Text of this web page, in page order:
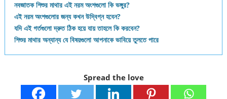
নবজাতক শিশুর মাথার এই নরম অংশগুলো কি ভঙ্গুর?
এই নরম অংশগুলোর জন্য কখন উদ্বিগ্ন হবেন?
যদি এই গর্তগুলো দ্রুত ঠিক হয়ে যায় তাহলে কি করবেন?
শিশুর মাথার অন্যান্য যে বিষয়গুলো আপনাকে ভাবিয়ে তুলতে পারে
Spread the love